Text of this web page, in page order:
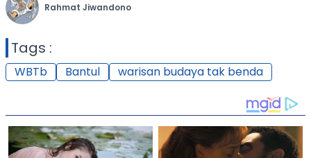
Rahmat Jiwandono
Tags :
WBTb Bantul warisan budaya tak benda